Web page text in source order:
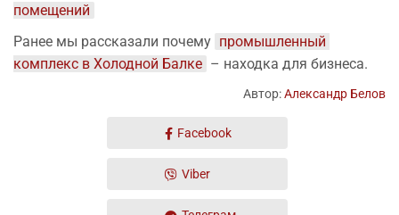
помещений
Ранее мы рассказали почему промышленный
комплекс в Холодной Балке – находка для бизнеса.
Автор:Александр Белов
Facebook
Viber